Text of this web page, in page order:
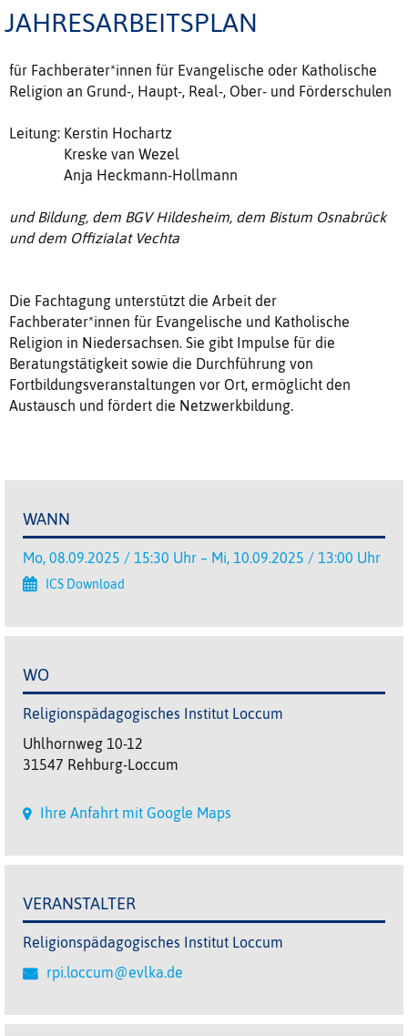
JAHRESARBEITSPLAN
für Fachberater*innen für Evangelische oder Katholische
Religion an Grund-, Haupt-, Real-, Ober- und Förderschulen
Leitung: Kerstin Hochartz
Kreske van Wezel
Anja Heckmann-Hollmann
und Bildung, dem BGV Hildesheim, dem Bistum Osnabrück
und dem Offizialat Vechta
Die Fachtagung unterstützt die Arbeit der
Fachberater*innen für Evangelische und Katholische
Religion in Niedersachsen. Sie gibt Impulse für die
Beratungstätigkeit sowie die Durchführung von
Fortbildungsveranstaltungen vor Ort, ermöglicht den
Austausch und fördert die Netzwerkbildung.
WANN
Mo, 08.09.2025 / 15:30 Uhr – Mi, 10.09.2025 / 13:00 Uhr
ICS Download
WO
Religionspädagogisches Institut Loccum
Uhlhornweg 10-12
31547 Rehburg-Loccum
Ihre Anfahrt mit Google Maps
VERANSTALTER
Religionspädagogisches Institut Loccum
rpi.loccum@evlka.de